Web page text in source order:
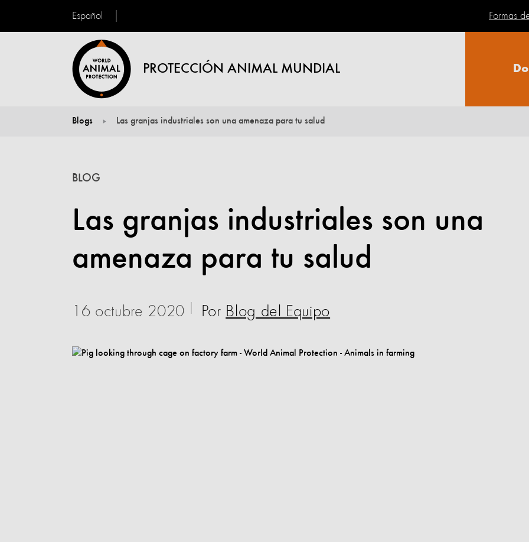
Español
PROTECCIÓN ANIMAL MUNDIAL
Formas
Blogs Las granjas industriales son una amenaza para tu salud
Las granjas industriales son una
amenaza para tu salud
BLOG
16 octubre 2020 Por Blog del Equipo